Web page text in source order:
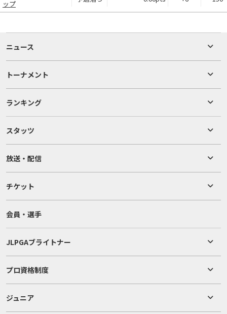
ップ
ニュース
トーナメント
ランキング
スタッツ
放送・配信
チケット
会員・選手
JLPGAブライトナー
プロ資格制度
ジュニア